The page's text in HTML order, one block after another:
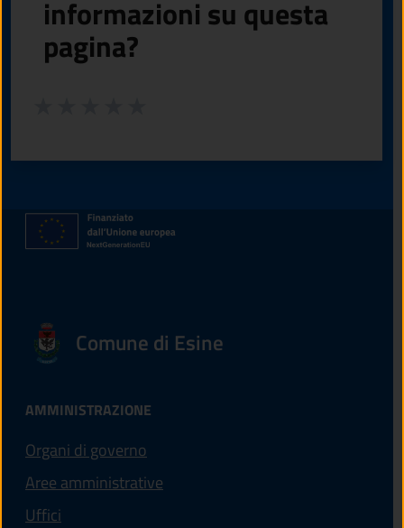
informazioni su questa
pagina?
Comune di Esine
AMMINISTRAZIONE
Organi di governo
Aree amministrative
Uffici